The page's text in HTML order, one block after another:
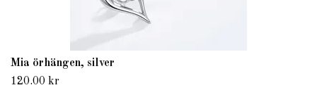
Mia örhängen, silver
120.00 kr